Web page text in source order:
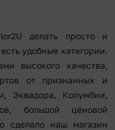
делать просто и
удобные категории.
высокого качества,
от признанных и
Эквадора, Колумбии,
большой ценовой
сделало наш магазин